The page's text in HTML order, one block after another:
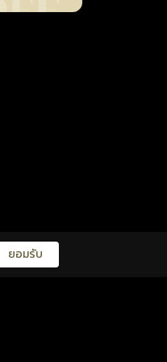
ยอมรับ